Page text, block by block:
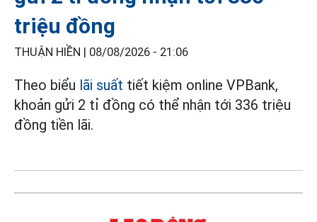
triệu đồng
THUẬN HIỀN | 08/08/2026 - 21:06
Theo biểu lãi suất tiết kiệm online VPBank,
khoản gửi 2 tỉ đồng có thể nhận tới 336 triệu
đồng tiền lãi.